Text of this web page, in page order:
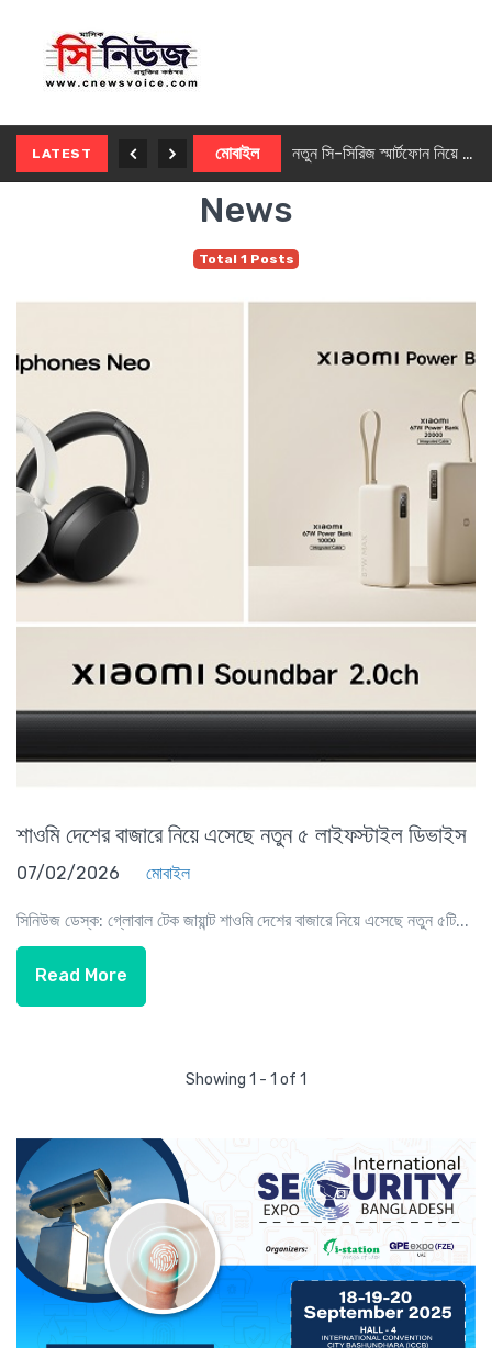
LATEST মোবাইল নতুন সি-সিরিজ স্মার্টফোন নিয়ে আসছে রিয়েলমি
News
Total 1 Posts
শাওমি দেশের বাজারে নিয়ে এসেছে নতুন ৫ লাইফস্টাইল ডিভাইস
07/02/2026 মোবাইল
সিনিউজ ডেস্ক: গ্লোবাল টেক জায়ান্ট শাওমি দেশের বাজারে নিয়ে এসেছে নতুন ৫টি...
Read More
Showing 1 - 1 of 1